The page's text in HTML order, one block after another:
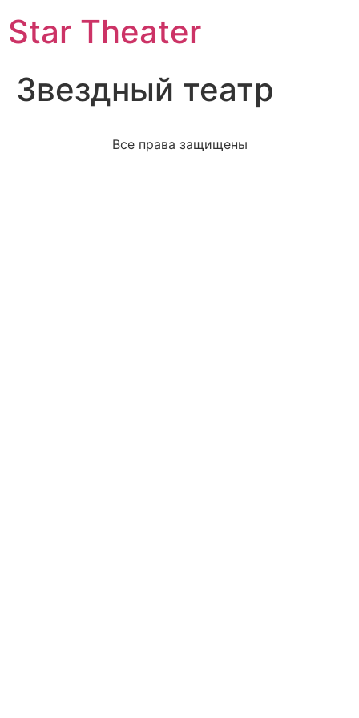
Star Theater
Звездный театр
Все права защищены